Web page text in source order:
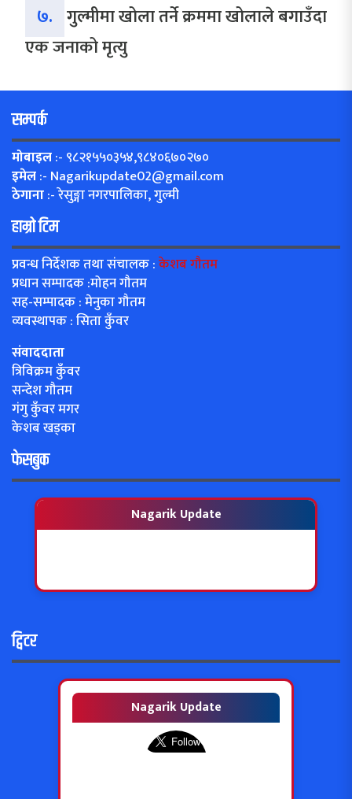
७. गुल्मीमा खोला तर्ने क्रममा खोलाले बगाउँदा
एक जनाको मृत्यु
सम्पर्क
मोबाइल:- ९८२१५५०३५४,९८४०६७०२७०
इमेल:- Nagarikupdate02@gmail.com
ठेगाना:- रेसुङ्गा नगरपालिका, गुल्मी
हाम्रो टिम
प्रवन्ध निर्देशक तथा संचालक :केशब गौतम
प्रधान सम्पादक :मोहन गौतम
सह-सम्पादक : मेनुका गौतम
व्यवस्थापक : सिता कुँवर
संवाददाता
त्रिविक्रम कुँवर
सन्देश गौतम
गंगु कुँवर मगर
केशब खड्का
फेसबुक
Nagarik Update
ट्विटर
Nagarik Update